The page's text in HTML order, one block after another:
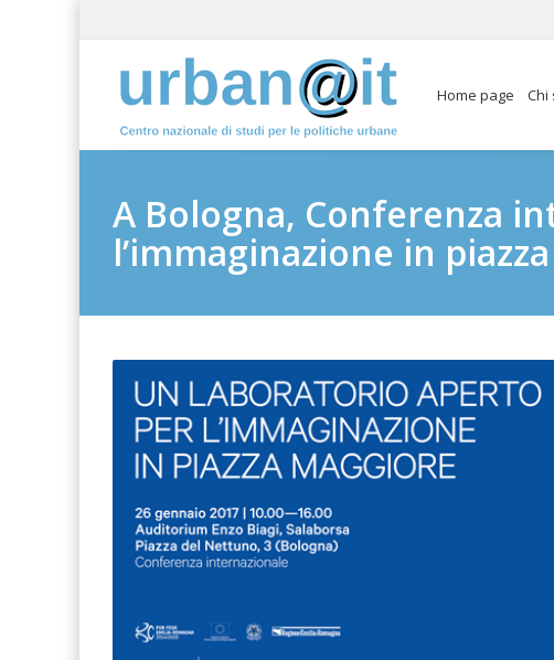
Home page Chi
A Bologna, Conferenza
l’immaginazione in